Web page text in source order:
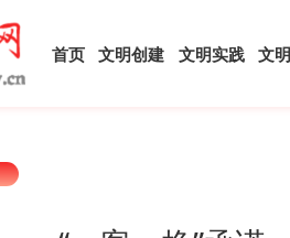
首页 文明创建 文明实践 文